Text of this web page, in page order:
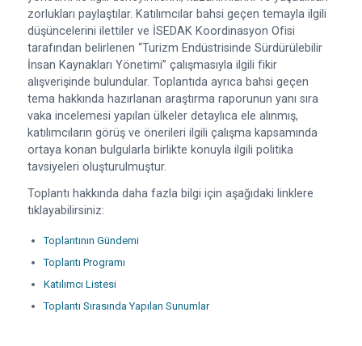
zorlukları paylaştılar. Katılımcılar bahsi geçen temayla ilgili
düşüncelerini ilettiler ve İSEDAK Koordinasyon Ofisi
tarafından belirlenen “Turizm Endüstrisinde Sürdürülebilir
İnsan Kaynakları Yönetimi” çalışmasıyla ilgili fikir
alışverişinde bulundular. Toplantıda ayrıca bahsi geçen
tema hakkında hazırlanan araştırma raporunun yanı sıra
vaka incelemesi yapılan ülkeler detaylıca ele alınmış,
katılımcıların görüş ve önerileri ilgili çalışma kapsamında
ortaya konan bulgularla birlikte konuyla ilgili politika
tavsiyeleri oluşturulmuştur.
Toplantı hakkında daha fazla bilgi için aşağıdaki linklere
tıklayabilirsiniz:
Toplantının Gündemi
Toplantı Programı
Katılımcı Listesi
Toplantı Sırasında Yapılan Sunumlar